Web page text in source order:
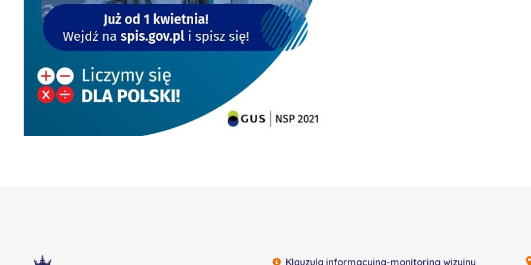
Klauzula informacyjna-monitoring wizyjny